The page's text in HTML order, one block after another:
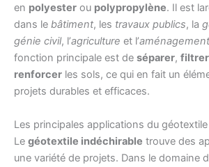
en polyester ou polypropylène. Il est
dans le bâtiment, les travaux publics, la
génie civil, l’agriculture et l’
fonction principale est de séparer, filtrer
renforcer les sols, ce qui en fait un
projets durables et efficaces.
Les principales applications du géotextile
Le géotextile indéchirable trouve des
une variété de projets. Dans le domaine